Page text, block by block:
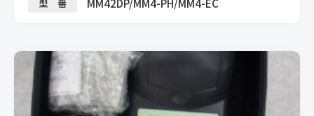
型 番